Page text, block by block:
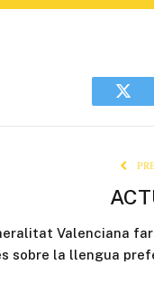
Valenciana
sobre la llengua